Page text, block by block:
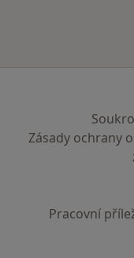
Zásady ochrany
Pracovní